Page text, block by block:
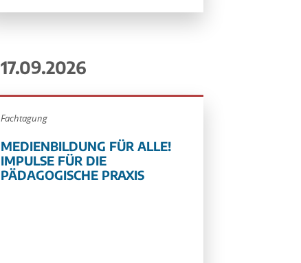
17.09.2026
Fachtagung
MEDIENBILDUNG FÜR ALLE!
IMPULSE FÜR DIE
PÄDAGOGISCHE PRAXIS